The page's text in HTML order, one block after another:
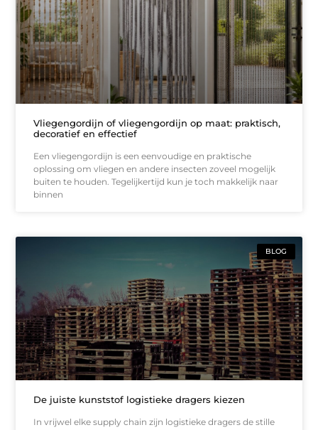
Vliegengordijn of vliegengordijn op maat: praktisch,
decoratief en effectief
Een vliegengordijn is een eenvoudige en praktische
oplossing om vliegen en andere insecten zoveel mogelijk
buiten te houden. Tegelijkertijd kun je toch makkelijk naar
binnen
BLOG
De juiste kunststof logistieke dragers kiezen
In vrijwel elke supply chain zijn logistieke dragers de stille